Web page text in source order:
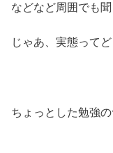
などなど周囲でも
じゃあ、実態ってど
ちょっとした勉強